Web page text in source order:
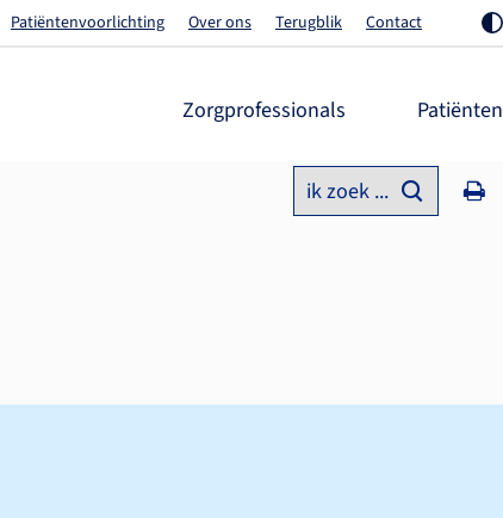
Patiëntenvoorlichting Over ons Terugblik Contact
Zorgprofessionals Patiënten
ik zoek ...